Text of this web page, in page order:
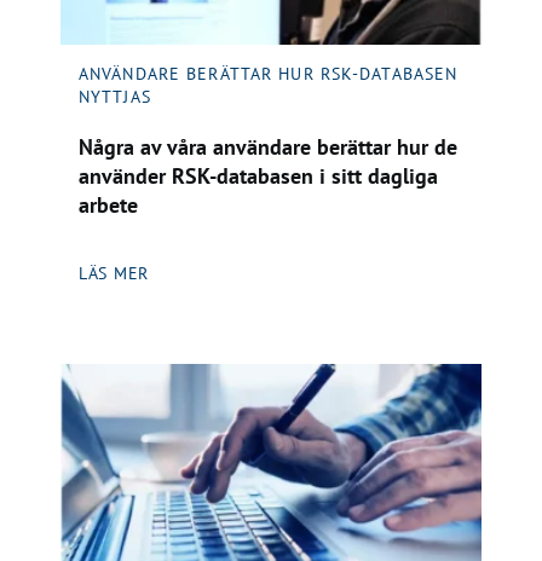
ANVÄNDARE BERÄTTAR HUR RSK-DATABASEN
NYTTJAS
Några av våra användare berättar hur de
använder RSK-databasen i sitt dagliga
arbete
LÄS MER